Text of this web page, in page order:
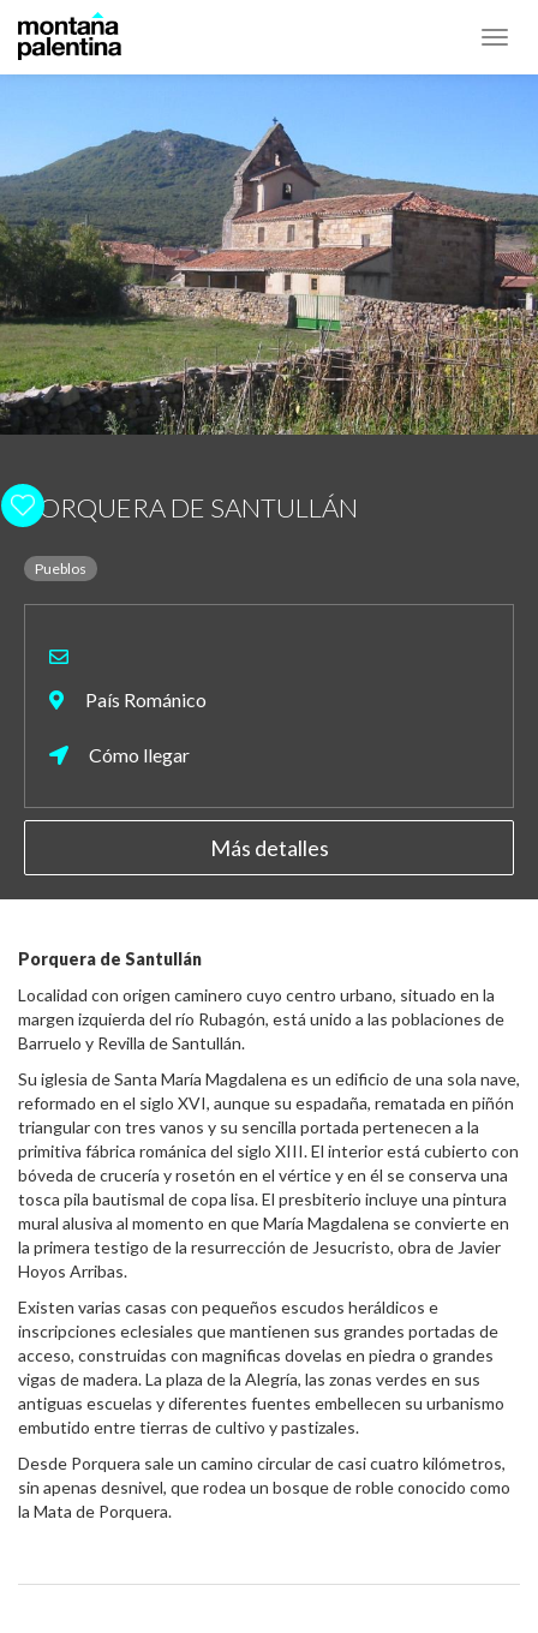
PORQUERA DE SANTULLÁN
Pueblos
País Románico
Cómo llegar
Más detalles
Porquera de Santullán
Localidad con origen caminero cuyo centro urbano, situado en la
margen izquierda del río Rubagón, está unido a las poblaciones de
Barruelo y Revilla de Santullán.
Su iglesia de Santa María Magdalena es un edificio de una sola nave,
reformado en el siglo XVI, aunque su espadaña, rematada en piñón
triangular con tres vanos y su sencilla portada pertenecen a la
primitiva fábrica románica del siglo XIII. El interior está cubierto con
bóveda de crucería y rosetón en el vértice y en él se conserva una
tosca pila bautismal de copa lisa. El presbiterio incluye una pintura
mural alusiva al momento en que María Magdalena se convierte en
la primera testigo de la resurrección de Jesucristo, obra de Javier
Hoyos Arribas.
Existen varias casas con pequeños escudos heráldicos e
inscripciones eclesiales que mantienen sus grandes portadas de
acceso, construidas con magnificas dovelas en piedra o grandes
vigas de madera. La plaza de la Alegría, las zonas verdes en sus
antiguas escuelas y diferentes fuentes embellecen su urbanismo
embutido entre tierras de cultivo y pastizales.
Desde Porquera sale un camino circular de casi cuatro kilómetros,
sin apenas desnivel, que rodea un bosque de roble conocido como
la Mata de Porquera.